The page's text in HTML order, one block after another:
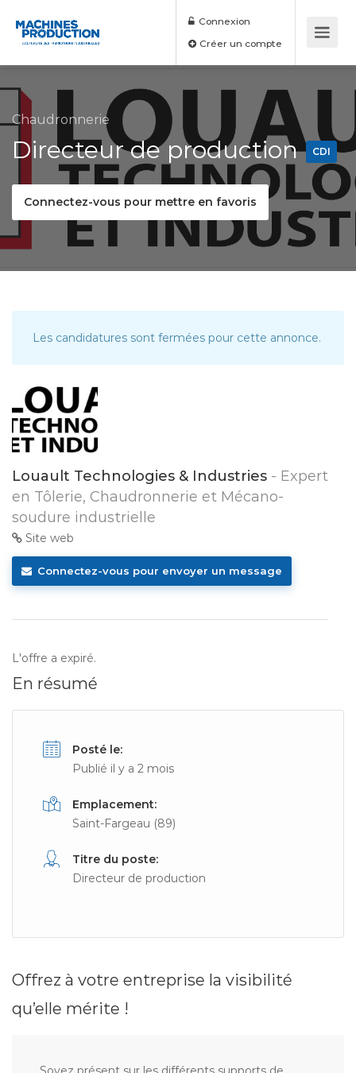
Connexion
Créer un compte
Chaudronnerie
Directeur de production CDI
Connectez-vous pour mettre en favoris
Les candidatures sont fermées pour cette annonce.
Louault Technologies & Industries - Expert
en Tôlerie, Chaudronnerie et Mécano-
soudure industrielle
Site web
Connectez-vous pour envoyer un message
L'offre a expiré.
En résumé
Posté le:
Publié il y a 2 mois
Emplacement:
Saint-Fargeau (89)
Titre du poste:
Directeur de production
Offrez à votre entreprise la visibilité
qu’elle mérite !